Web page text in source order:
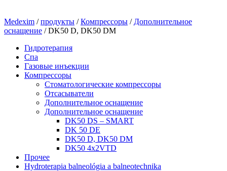
Medexim /продукты /Компрессоры / Дополнительное
оснащение / DK50 D, DK50 DM
Гидротерапия
Спа
Газовые инъекции
Компрессоры
Стоматологические компрессоры
Отсасыватели
Дополнительное оснащение
Дополнительное оснащение
DK50 DS – SMART
DK 50 DE
DK50 D, DK50 DM
DK50 4x2VTD
Прочеe
Hydroterapia balneológia a balneotechnika